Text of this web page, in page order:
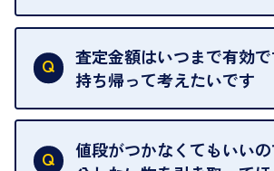
はい。全店舗一律です。
ただし、中古市場は日々変動する
によって査定額が変わることはご
査定金額はいつまで有効で
持ち帰って考えたいです
査定額は当日限り有効です。
中古市場が日々変動するため、翌
値段がつかなくてもいい